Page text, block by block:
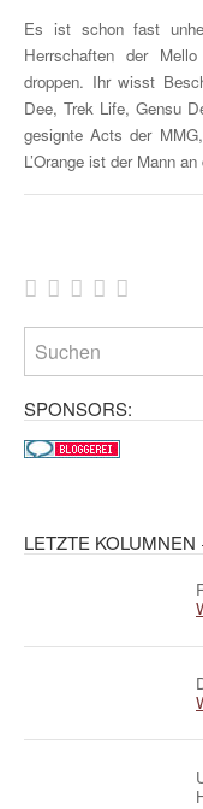
Es ist schon fast
Herrschaften der
droppen. Ihr wisst
Dee, Trek Life, Gensu
gesignte Acts der
L’Orange ist der Mann
WHUDAT:
SPONSORS:
LETZTE KOLUMNEN